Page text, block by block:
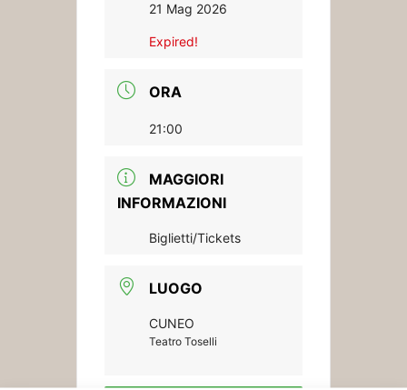
21 Mag 2026
Expired!
ORA
21:00
MAGGIORI
INFORMAZIONI
Biglietti/Tickets
LUOGO
CUNEO
Teatro Toselli